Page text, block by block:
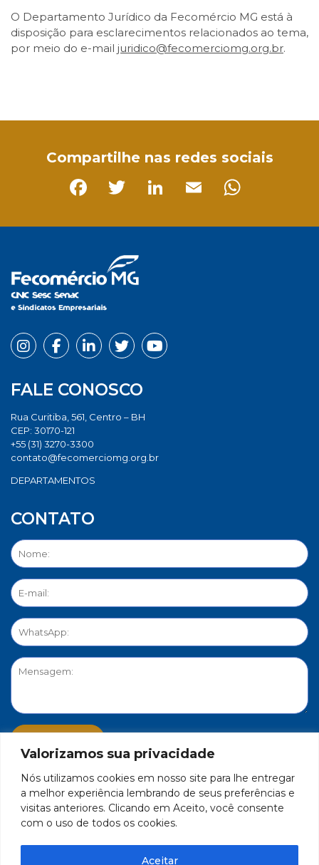
Valorizamos sua privacidade
Nós utilizamos cookies em nosso site para lhe entregar
a melhor experiência lembrando de seus preferências e
visitas anteriores. Clicando em Aceito, você consente
com o uso de todos os cookies.
Aceitar
O Departamento Jurídico da Fecomércio MG está à
disposição para esclarecimentos relacionados ao tema,
por meio do e-mail juridico@fecomerciomg.org.br.
Compartilhe nas redes sociais
FALE CONOSCO
Rua Curitiba, 561, Centro – BH
CEP: 30170-121
+55 (31) 3270-3300
contato@fecomerciomg.org.br
DEPARTAMENTOS
CONTATO
PORTAL DE PRIVACIDADE